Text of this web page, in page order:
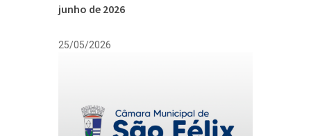
junho de 2026
25/05/2026